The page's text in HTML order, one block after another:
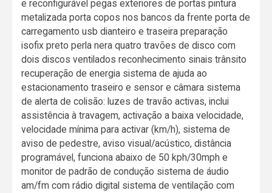
e reconfigurável pegas exteriores de portas pintura
metalizada porta copos nos bancos da frente porta de
carregamento usb dianteiro e traseira preparação
isofix preto perla nera quatro travões de disco com
dois discos ventilados reconhecimento sinais trânsito
recuperação de energia sistema de ajuda ao
estacionamento traseiro e sensor e câmara sistema
de alerta de colisão: luzes de travão activas, inclui
assistência à travagem, activação a baixa velocidade,
velocidade mínima para activar (km/h), sistema de
aviso de pedestre, aviso visual/acústico, distância
programável, funciona abaixo de 50 kph/30mph e
monitor de padrão de condução sistema de áudio
am/fm com rádio digital sistema de ventilação com